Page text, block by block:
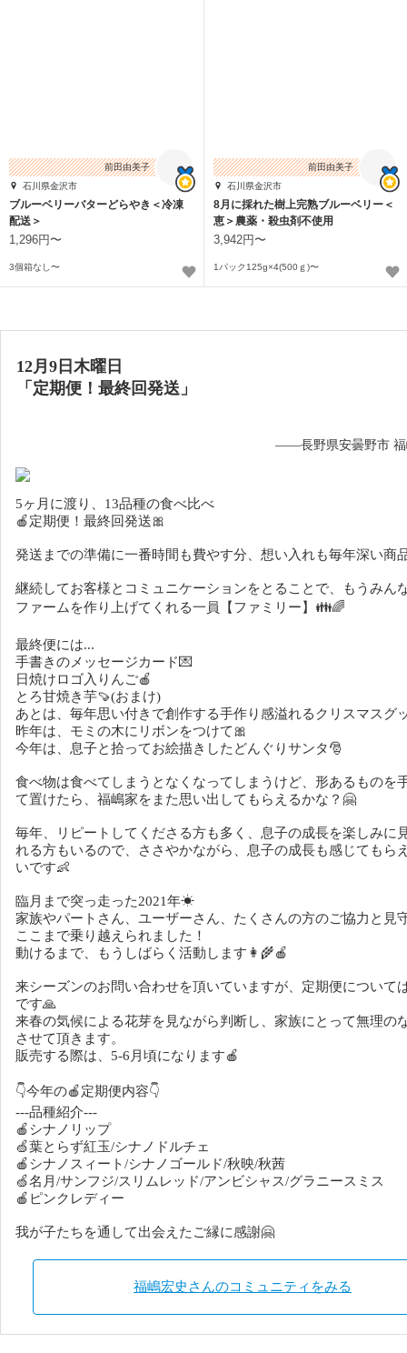
前田由美子
石川県金沢市
ブルーベリーバターどらやき＜冷凍
配送＞
1,296円〜
3個箱なし〜
前田由美子
石川県金沢市
8月に採れた樹上完熟ブルーベリー＜
恵＞農薬・殺虫剤不使用
3,942円〜
1パック125g×4(500ｇ)〜
12月9日木曜日
「定期便！最終回発送」
——長野県安曇野市 福
5ヶ月に渡り、13品種の食べ比べ
🍎定期便！最終回発送🎀
発送までの準備に一番時間も費やす分、想い入れも毎年深い商
継続してお客様とコミュニケーションをとることで、もうみん
ファームを作り上げてくれる一員【ファミリー】👪🌈
最終便には...
手書きのメッセージカード💌
日焼けロゴ入りんご🍎
とろ甘焼き芋🍠(おまけ)
あとは、毎年思い付きで創作する手作り感溢れるクリスマスグ
昨年は、モミの木にリボンをつけて🎀
今年は、息子と拾ってお絵描きしたどんぐりサンタ🎅
食べ物は食べてしまうとなくなってしまうけど、形あるものを
て置けたら、福嶋家をまた思い出してもらえるかな？🤗
毎年、リピートしてくださる方も多く、息子の成長を楽しみに
れる方もいるので、ささやかながら、息子の成長も感じてもら
いです👶
臨月まで突っ走った2021年☀
家族やパートさん、ユーザーさん、たくさんの方のご協力と見
ここまで乗り越えられました！
動けるまで、もうしばらく活動します👩‍🌾🍎
来シーズンのお問い合わせを頂いていますが、定期便について
です🙏
来春の気候による花芽を見ながら判断し、家族にとって無理の
させて頂きます。
販売する際は、5-6月頃になります🍎
👇今年の🍎定期便内容👇
---品種紹介---
🍎シナノリップ
🍏葉とらず紅玉/シナノドルチェ
🍎シナノスィート/シナノゴールド/秋映/秋茜
🍏名月/サンフジ/スリムレッド/アンビシャス/グラニースミス
🍎ピンクレディー
我が子たちを通して出会えたご縁に感謝🤗
福嶋宏史さんのコミュニティをみる